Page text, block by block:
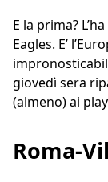
E la prima?
Eagles. E’
giovedì sera
(almeno) ai
Roma-